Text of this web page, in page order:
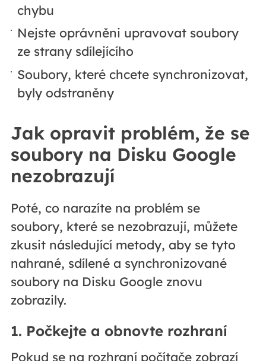
chybu
Nejste oprávněni upravovat soubory
ze strany sdílejícího
Soubory, které chcete synchronizovat,
byly odstraněny
Jak opravit problém, že se
soubory na Disku Google
nezobrazují
Poté, co narazíte na problém se
soubory, které se nezobrazují, můžete
zkusit následující metody, aby se tyto
nahrané, sdílené a synchronizované
soubory na Disku Google znovu
zobrazily.
1. Počkejte a obnovte rozhraní
Pokud se na rozhraní počítače zobrazí